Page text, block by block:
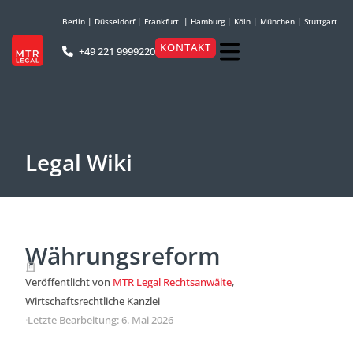
Berlin | Düsseldorf| Frankfurt | Hamburg| Köln | München | Stuttgart
+49 221 9999220 KONTAKT
Legal Wiki
Währungsreform
Veröffentlicht von MTR Legal Rechtsanwälte,
Wirtschaftsrechtliche Kanzlei
·Letzte Bearbeitung: 6. Mai 2026